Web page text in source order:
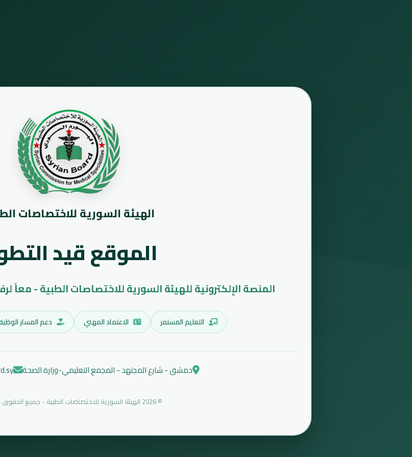
الهيئة السورية للاختصاصات
الموقع قيد
المنصة الإلكترونية للهيئة السورية للاختصاصات الطبية - معاً
التعليم المستمر الاعتماد المهني دعم المسار
دمشق - شارع المجتهد - المجمع التعليمي-وزارة الصحة
© 2026 الهيئة السورية للاختصاصات الطبية - جميع الحقوق محفوظة